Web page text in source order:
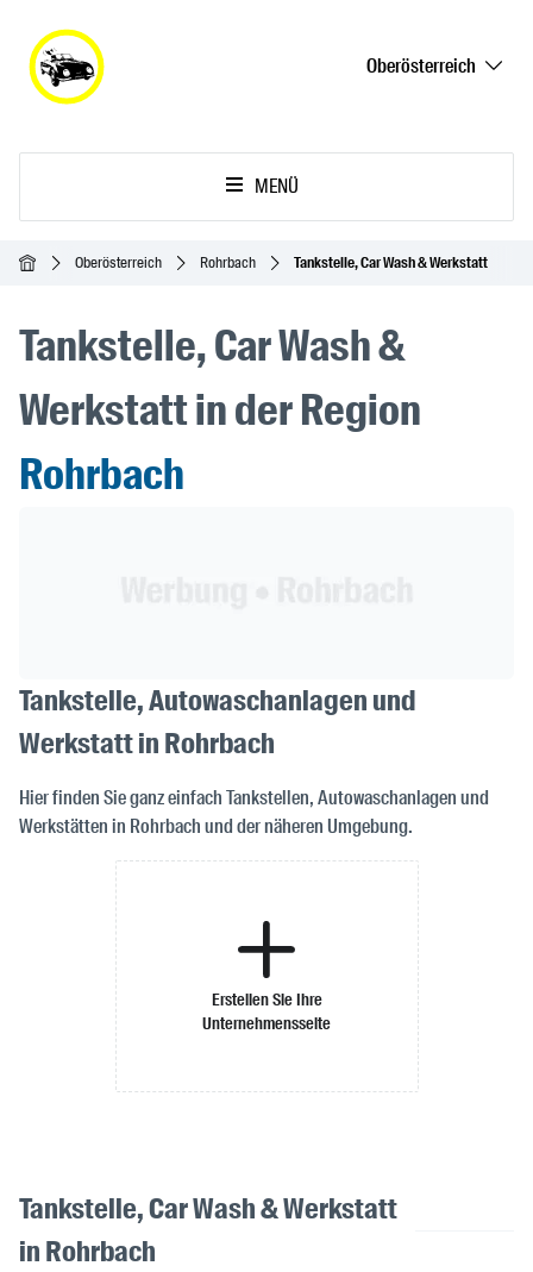
Oberösterreich
MENÜ
StartseiteOberösterreich Rohrbach Tankstelle, Car Wash & Werkstatt
Tankstelle, Car Wash &
Werkstatt in der Region
Rohrbach
Tankstelle, Autowaschanlagen und
Werkstatt in Rohrbach
Hier finden Sie ganz einfach Tankstellen, Autowaschanlagen und
Werkstätten in Rohrbach und der näheren Umgebung.
Erstellen Sie Ihre
Unternehmensseite
Tankstelle, Car Wash & Werkstatt
in Rohrbach